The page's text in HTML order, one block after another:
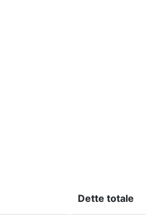
Dette totale